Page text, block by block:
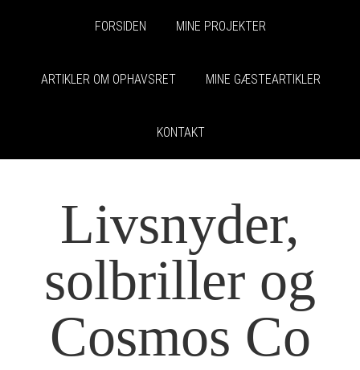
FORSIDEN MINE PROJEKTER
ARTIKLER OM OPHAVSRET MINE GÆSTEARTIKLER
KONTAKT
Livsnyder,
solbriller og
Cosmos Co